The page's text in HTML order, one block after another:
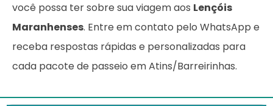
você possa ter sobre sua viagem aos Lençóis
Maranhenses. Entre em contato pelo WhatsApp e
receba respostas rápidas e personalizadas para
cada pacote de passeio em Atins/Barreirinhas.